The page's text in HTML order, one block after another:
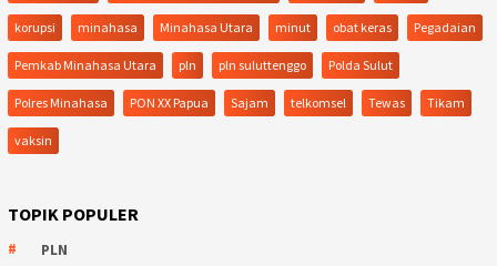
korupsi minahasa Minahasa Utara minut obat keras Pegadaian
Pemkab Minahasa Utara pln pln suluttenggo Polda Sulut
Polres Minahasa PON XX Papua Sajam telkomsel Tewas Tikam
vaksin
TOPIK POPULER
PLN